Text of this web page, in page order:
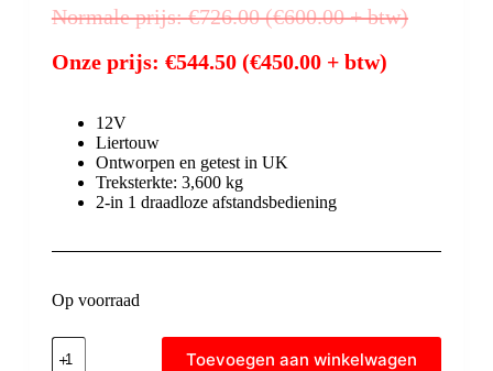
Normale prijs:€726.00(€600.00+ btw)
Onze prijs: €544.50(€450.00+ btw)
12V
Liertouw
Ontworpen en getest in UK
Treksterkte: 3,600 kg
2-in 1 draadloze afstandsbediening
Op voorraad
Toevoegen aan winkelwagen